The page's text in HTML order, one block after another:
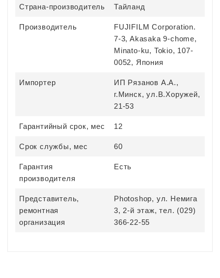
Страна-производитель Тайланд
Производитель
FUJIFILM Corporation.
7-3, Akasaka 9-chome,
Minato-ku, Tokio, 107-
0052, Япония
Импортер
ИП Рязанов А.А.,
г.Минск, ул.В.Хоружей,
21-53
Гарантийный срок, мес 12
Срок службы, мес 60
Гарантия
производителя
Есть
Представитель,
ремонтная
организация
Photoshop, ул. Немига
3, 2-й этаж, тел. (029)
366-22-55